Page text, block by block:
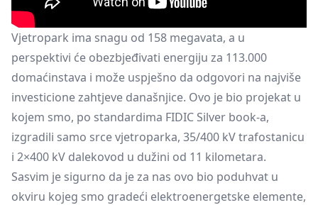
Vjetropark ima snagu od 158 megavata, a u
perspektivi će obezbjeđivati energiju za 113.000
domaćinstava i može uspješno da odgovori na najviše
investicione zahtjeve današnjice. Ovo je bio projekat u
kojem smo, po standardima FIDIC Silver book-a,
izgradili samo srce vjetroparka, 35/400 kV trafostanicu
i 2×400 kV dalekovod u dužini od 11 kilometara.
Sasvim je sigurno da je za nas ovo bio poduhvat u
okviru kojeg smo gradeći elektroenergetske elemente,